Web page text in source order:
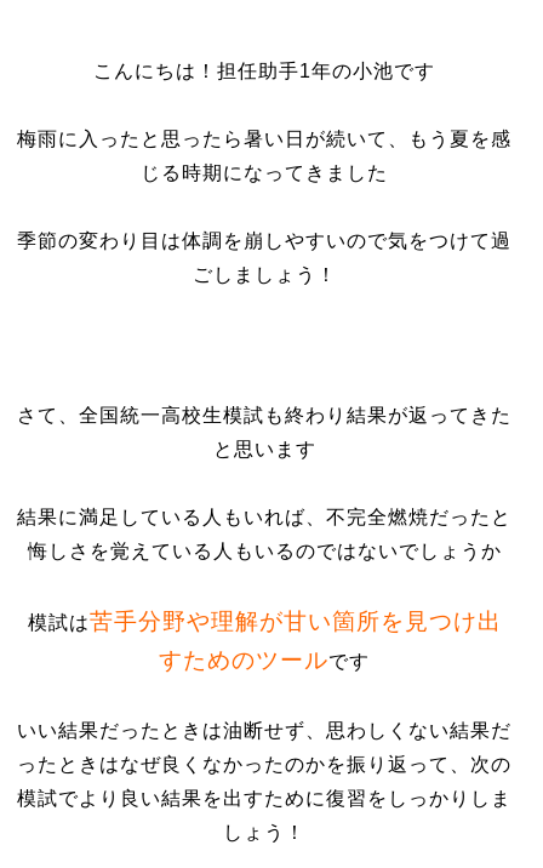
こんにちは！担任助手1年の小池です
梅雨に入ったと思ったら暑い日が続いて、もう夏を感
じる時期になってきました
季節の変わり目は体調を崩しやすいので気をつけて過
ごしましょう！
さて、全国統一高校生模試も終わり結果が返ってきた
と思います
結果に満足している人もいれば、不完全燃焼だったと
悔しさを覚えている人もいるのではないでしょうか
模試は苦手分野や理解が甘い箇所を見つけ出
すためのツールです
いい結果だったときは油断せず、思わしくない結果だ
ったときはなぜ良くなかったのかを振り返って、次の
模試でより良い結果を出すために復習をしっかりしま
しょう！